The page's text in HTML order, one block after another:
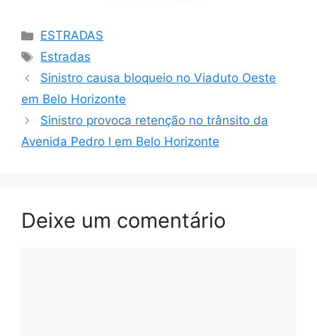
Categorias
ESTRADAS
Tags
Estradas
Sinistro causa bloqueio no Viaduto Oeste
em Belo Horizonte
Sinistro provoca retenção no trânsito da
Avenida Pedro I em Belo Horizonte
Deixe um comentário